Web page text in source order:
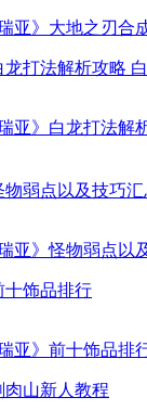
龙打法解析攻略
物弱点以及技巧汇
十饰品排行
肉山新人教程